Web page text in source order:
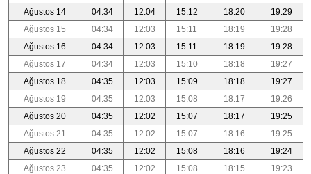
Ağustos 14
04:34 12:04 15:12 18:20
19:29
Ağustos 15
04:34 12:03 15:11 18:19
19:28
Ağustos 16
04:34 12:03 15:11 18:19
19:28
Ağustos 17
04:34 12:03 15:10 18:18
19:27
Ağustos 18
04:35 12:03 15:09 18:18
19:27
Ağustos 19
04:35 12:03 15:08 18:17
19:26
Ağustos 20
04:35 12:02 15:07 18:17
19:25
Ağustos 21
04:35 12:02 15:07 18:16
19:25
Ağustos 22
04:35 12:02 15:08 18:16
19:24
Ağustos 23
04:35 12:02 15:08 18:15
19:23